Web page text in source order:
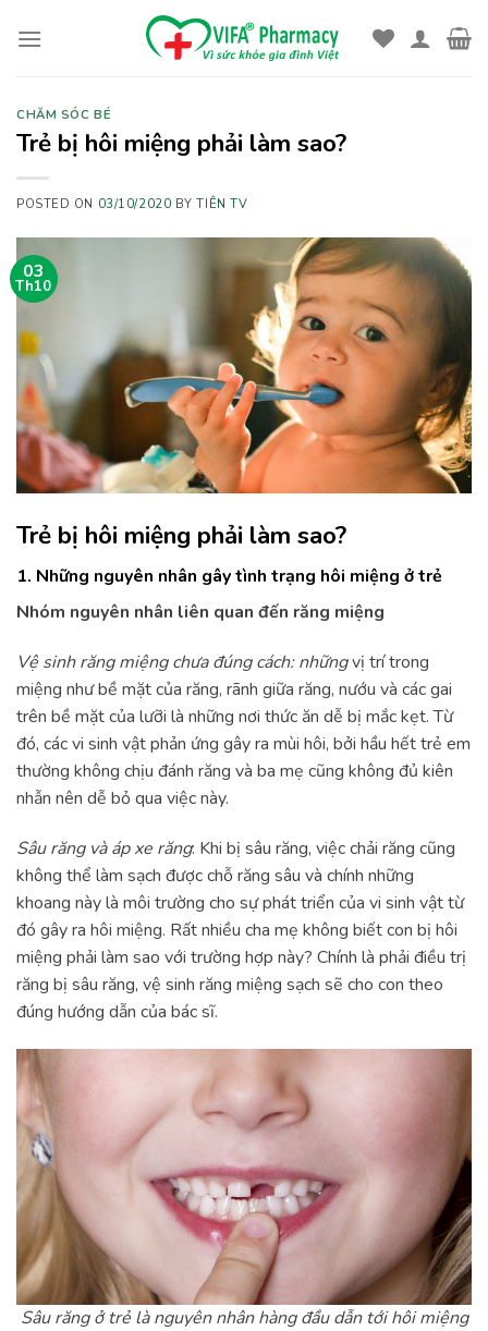
CHĂM SÓC BÉ
Trẻ bị hôi miệng phải làm sao?
POSTED ON 03/10/2020 BYTIÊN TV
03
Th10
Trẻ bị hôi miệng phải làm sao?
1. Những nguyên nhân gây tình trạng hôi miệng ở trẻ
Nhóm nguyên nhân liên quan đến răng miệng
Vệ sinh răng miệng chưa đúng cách: nhữngvị trí trong
miệng như bề mặt của răng, rãnh giữa răng, nướu và các gai
trên bề mặt của lưỡi là những nơi thức ăn dễ bị mắc kẹt. Từ
đó, các vi sinh vật phản ứng gây ra mùi hôi, bởi hầu hết trẻ em
thường không chịu đánh răng và ba mẹ cũng không đủ kiên
nhẫn nên dễ bỏ qua việc này.
Sâu răng và áp xe răng: Khi bị sâu răng, việc chải răng cũng
không thể làm sạch được chỗ răng sâu và chính những
khoang này là môi trường cho sự phát triển của vi sinh vật từ
đó gây ra hôi miệng. Rất nhiều cha mẹ không biết con bị hôi
miệng phải làm sao với trường hợp này? Chính là phải điều trị
răng bị sâu răng, vệ sinh răng miệng sạch sẽ cho con theo
đúng hướng dẫn của bác sĩ.
Sâu răng ở trẻ là nguyên nhân hàng đầu dẫn tới hôi miệng